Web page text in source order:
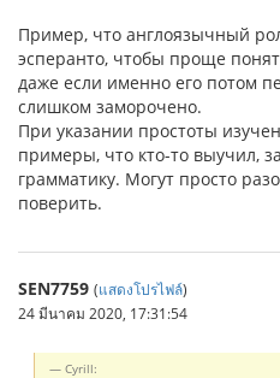
Пример, что англоязычный
эсперанто, чтобы проще
даже если именно его потом
слишком заморочено.
При указании простоты
примеры, что кто-то выучил,
грамматику. Могут просто
поверить.
SEN7759 (แสดงโปรไฟล์)
24 มีนาคม 2020, 17:31:54
Cyrill: